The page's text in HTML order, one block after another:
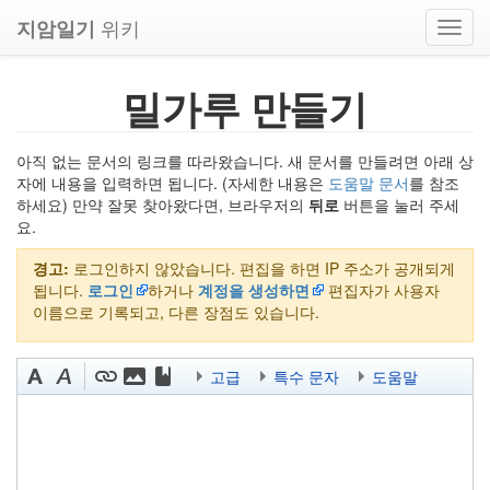
지암일기 위키
밀가루 만들기
아직 없는 문서의 링크를 따라왔습니다. 새 문서를 만들려면 아래 상
자에 내용을 입력하면 됩니다. (자세한 내용은 도움말 문서를 참조
하세요) 만약 잘못 찾아왔다면, 브라우저의 뒤로 버튼을 눌러 주세
요.
경고: 로그인하지 않았습니다. 편집을 하면 IP 주소가 공개되게
됩니다. 로그인 하거나 계정을 생성하면
편집자가 사용자
이름으로 기록되고, 다른 장점도 있습니다.
고급 특수 문자 도움말